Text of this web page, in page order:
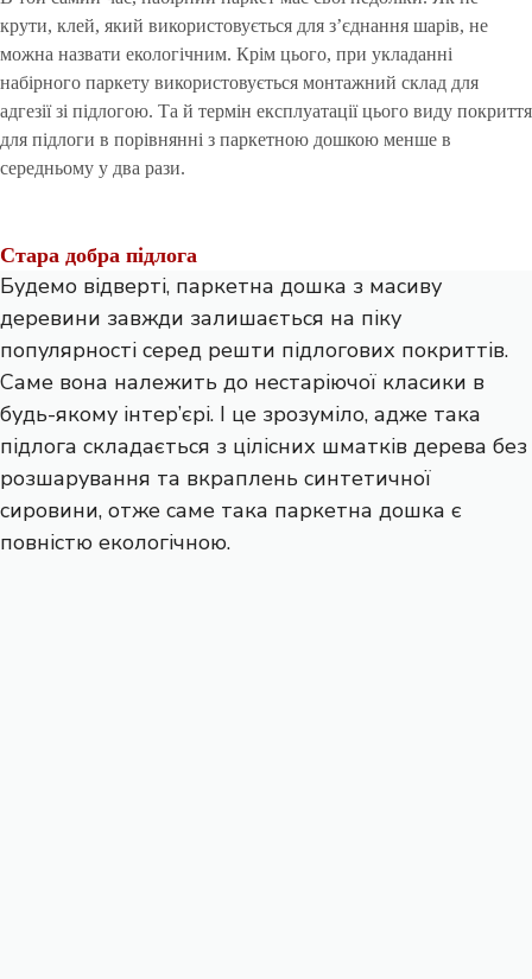
крути, клей, який використовується для з’єднання шарів, не
можна назвати екологічним. Крім цього, при укладанні
набірного паркету використовується монтажний склад для
адгезії зі підлогою. Та й термін експлуатації цього виду покриття
для підлоги в порівнянні з паркетною дошкою менше в
середньому у два рази.
Стара добра підлога
Будемо відверті, паркетна дошка з масиву
деревини завжди залишається на піку
популярності серед решти підлогових покриттів.
Саме вона належить до нестаріючої класики в
будь-якому інтер’єрі. І це зрозуміло, адже така
підлога складається з цілісних шматків дерева без
розшарування та вкраплень синтетичної
сировини, отже саме така паркетна дошка є
повністю екологічною.